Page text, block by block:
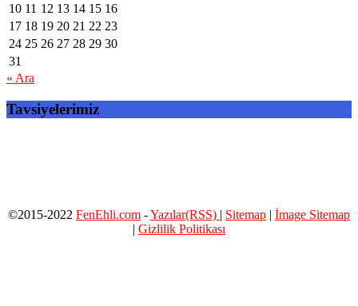
10 11 12 13 14 15 16
17 18 19 20 21 22 23
24 25 26 27 28 29 30
31
« Ara
Tavsiyelerimiz
©2015-2022 FenEhli.com -Yazılar(RSS) | Sitemap | İmage Sitemap
| Gizlilik Politikası